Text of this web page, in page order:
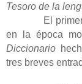
Tesoro de la
El primer
en la época
Diccionario
tres breves